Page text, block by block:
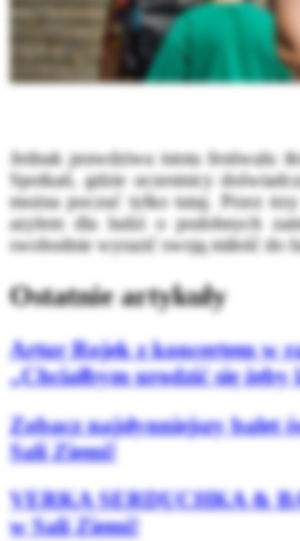
Jednak prawdziwa istota festiwalu
Spotkań, gdzie uczestnicy
można poczuć tylko tutaj. Przez
azylem dla ludzi o podobnych
swobodnie wyrazić swoją miłość do
Ostatnie artykuły
Artur Rojek z koncertem w
„Chciałbym urodzić się żeby
Zobacz najsłynniejszy balet
Sali Ziemi!
VERKA SERDUCHKA &
w Sali Ziemi!